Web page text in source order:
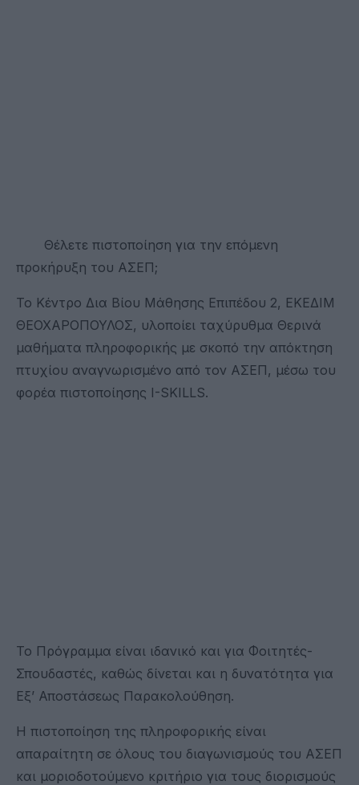
Θέλετε πιστοποίηση για την επόμενη
προκήρυξη του ΑΣΕΠ;
Το Κέντρο Δια Βίου Μάθησης Επιπέδου 2, ΕΚΕΔΙΜ
ΘΕΟΧΑΡΟΠΟΥΛΟΣ, υλοποίει ταχύρυθμα Θερινά
μαθήματα πληροφορικής με σκοπό την απόκτηση
πτυχίου αναγνωρισμένο από τον ΑΣΕΠ, μέσω του
φορέα πιστοποίησης I-SKILLS.
Το Πρόγραμμα είναι ιδανικό και για Φοιτητές-
Σπουδαστές, καθώς δίνεται και η δυνατότητα για
Εξ’ Αποστάσεως Παρακολούθηση.
Η πιστοποίηση της πληροφορικής είναι
απαραίτητη σε όλους του διαγωνισμούς του ΑΣΕΠ
και μοριοδοτούμενο κριτήριο για τους διορισμούς